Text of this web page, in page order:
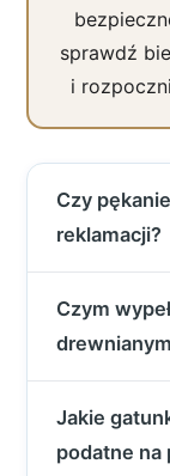
sprawdź
i
Czy
reklamacji?
Czym
Jakie
podatne na